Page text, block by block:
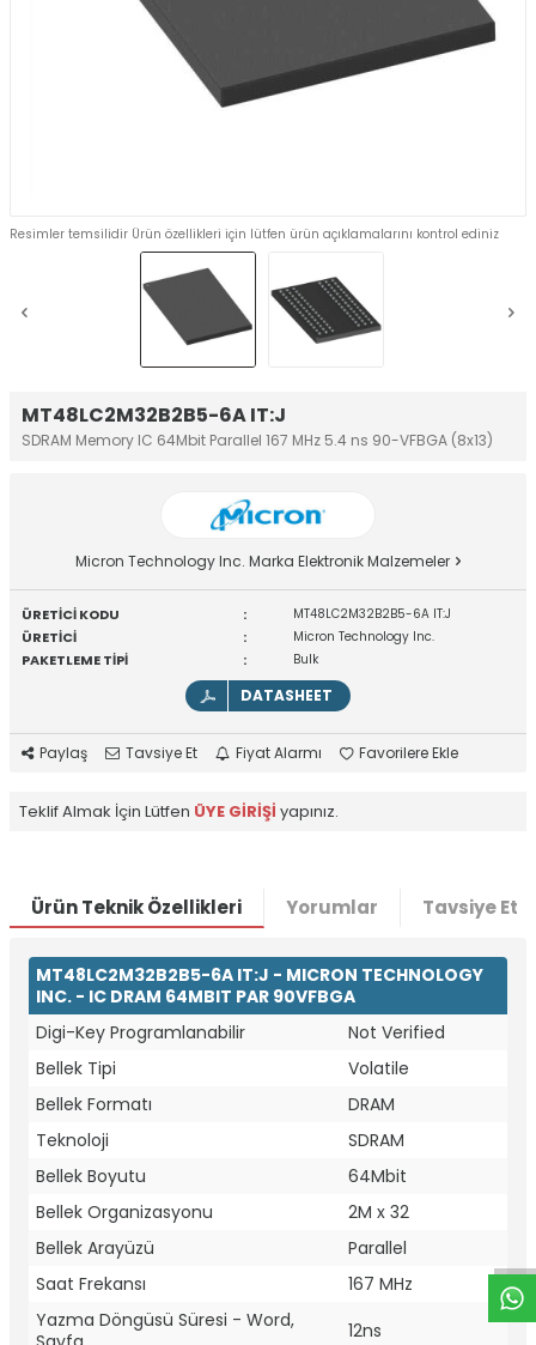
MT48LC2M32B2B5-6A IT:J
SDRAM Memory IC 64Mbit Parallel 167 MHz 5.4 ns 90-VFBGA (8x13)
Resimler temsilidir Ürün özellikleri için lütfen ürün açıklamalarını kontrol ediniz
Micron Technology Inc. Marka Elektronik Malzemeler
ÜRETİCİ KODU : MT48LC2M32B2B5-6A IT:J
ÜRETİCİ : Micron Technology Inc.
PAKETLEME TİPİ : Bulk
DATASHEET
Paylaş Tavsiye Et Fiyat Alarmı Favorilere Ekle
Teklif Almak İçin Lütfen ÜYE GİRİŞİ yapınız.
Ürün Teknik Özellikleri Yorumlar Tavsiye Et
MT48LC2M32B2B5-6A IT:J - MICRON TECHNOLOGY
INC. - IC DRAM 64MBIT PAR 90VFBGA
Digi-Key Programlanabilir
Not Verified
Bellek Tipi
Volatile
Bellek Formatı
DRAM
Teknoloji
SDRAM
Bellek Boyutu
64Mbit
Bellek Organizasyonu
2M x 32
Bellek Arayüzü
Parallel
Saat Frekansı
167 MHz
Yazma Döngüsü Süresi - Word,
12ns